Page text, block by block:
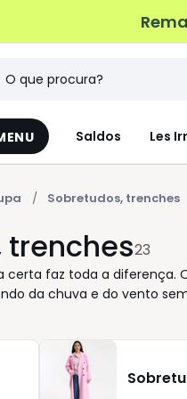
Menu Saldos Les
Sobretudos, trenches
23
faz toda a diferença.
da chuva e do vento
calças ou blusões
funcionais que tornam
o visual ao seu gosto
privilegiamos escolhas